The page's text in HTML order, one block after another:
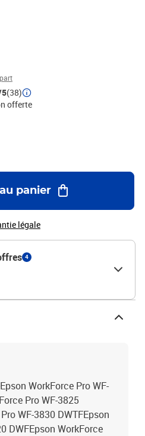
WF-3800 SeriesEpson WorkForce
(38)
offerte
panier
légale
4
WorkForce Pro WF-
Pro WF-3825
WF-3830 DWTFEpson
DWFEpson WorkForce